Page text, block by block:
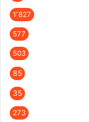
1٬827
577
503
85
35
273